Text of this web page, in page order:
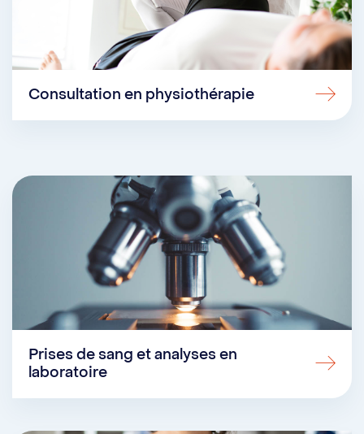
Consultation en physiothérapie
Prises de sang et analyses en
laboratoire